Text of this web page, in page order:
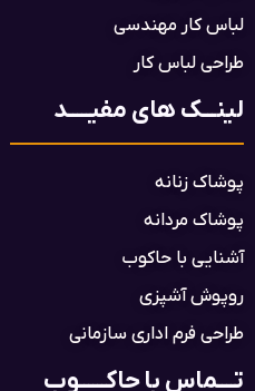
لباس کار مهندسی
طراحی لباس کار
لینـــک های مفیـــــد
پوشاک زنانه
پوشاک مردانه
آشنایی با حاکوب
روپوش آشپزی
طراحی فرم اداری سازمانی
تــــماس با حاکــــــوب